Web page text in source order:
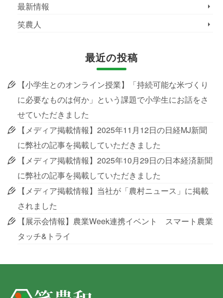
最新情報
笑農人
最近の投稿
【小学生とのオンライン授業】「持続可能な米づくり
に必要なものは何か」という課題で小学生にお話をさ
せていただきました
【メディア掲載情報】2025年11月12日の日経MJ新聞
に弊社の記事を掲載していただきました
【メディア掲載情報】2025年10月29日の日本経済新聞
に弊社の記事を掲載していただきました
【メディア掲載情報】当社が「農村ニュース」に掲載
されました
【展示会情報】農業Week連携イベント スマート農業
タッチ&トライ